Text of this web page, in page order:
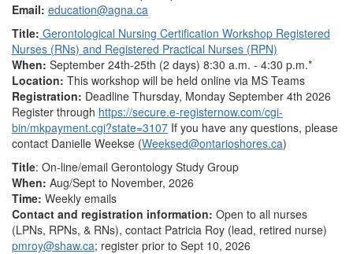
Email: education@agna.ca
Title: Gerontological Nursing Certification Workshop Registered
Nurses (RNs) and Registered Practical Nurses (RPN)
When: September 24th-25th (2 days) 8:30 a.m. - 4:30 p.m.*
Location: This workshop will be held online via MS Teams
Registration: Deadline Thursday, Monday September 4th 2026
Register through https://secure.e-registernow.com/cgi-
bin/mkpayment.cgi?state=3107 If you have any questions, please
contact Danielle Weekse (Weeksed@ontarioshores.ca)
Title: On-line/email Gerontology Study Group
When: Aug/Sept to November, 2026
Time: Weekly emails
Contact and registration information: Open to all nurses
(LPNs, RPNs, & RNs), contact Patricia Roy (lead, retired nurse)
pmroy@shaw.ca; register prior to Sept 10, 2026